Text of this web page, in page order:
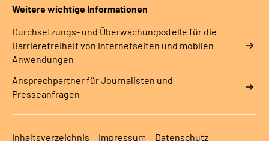
Weitere wichtige Informationen
Durchsetzungs- und Überwachungsstelle für die
Barrierefreiheit von Internetseiten und mobilen
Anwendungen
Ansprechpartner für Journalisten und
Presseanfragen
Inhaltsverzeichnis Impressum Datenschutz